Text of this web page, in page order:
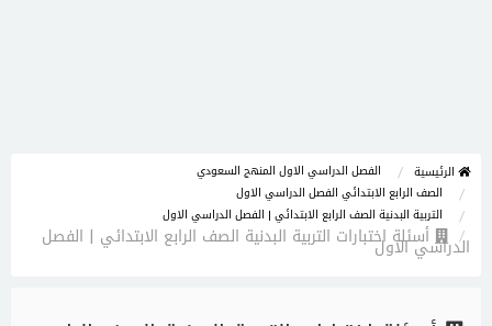
الرئيسية
الفصل الدراسي الاول المنهج السعودي
الصف الرابع الابتدائي الفصل الدراسي الاول
التربية البدنية الصف الرابع الابتدائي | الفصل الدراسي الاول
أسئلة اختبارات التربية البدنية الصف الرابع الابتدائي | الفصل
الدراسي الاول